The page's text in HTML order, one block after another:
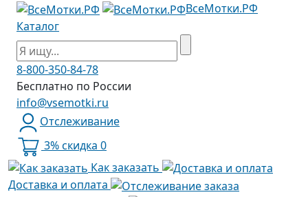
ВсеМотки.РФ
Каталог
8-800-350-84-78
Бесплатно по России
info@vsemotki.ru
Отслеживание
3% скидка 0
Как заказать
Доставка и оплата